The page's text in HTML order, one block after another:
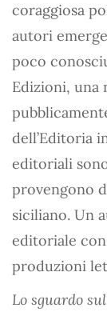
coraggiosa
autori
poco
Edizioni, una
dell’Editoria
editoriali
provengono
siciliano. Un
editoriale
produzioni
Lo sguardo